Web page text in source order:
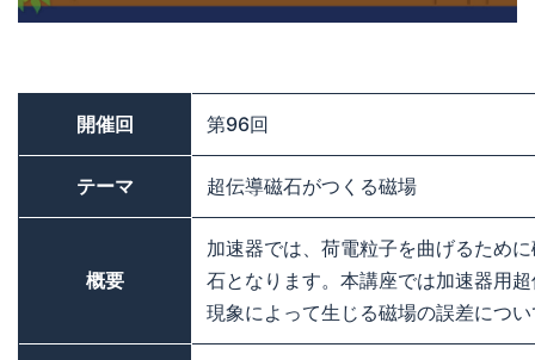
開催回 第96回
テーマ 超伝導磁石がつくる磁場
概要
加速器では、荷電粒子を曲げるため
石となります。本講座では加速器用
現象によって生じる磁場の誤差につ